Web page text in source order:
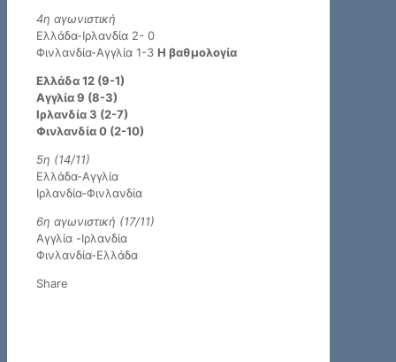
4η αγωνιστική
Ελλάδα-Ιρλανδία 2- 0
Φινλανδία-Αγγλία 1-3 Η βαθμολογία
Ελλάδα 12 (9-1)
Αγγλία 9 (8-3)
Ιρλανδία 3 (2-7)
Φινλανδία 0 (2-10)
5η (14/11)
Ελλάδα-Αγγλία
Ιρλανδία-Φινλανδία
6η αγωνιστική (17/11)
Αγγλία -Ιρλανδία
Φινλανδία-Ελλάδα
Share